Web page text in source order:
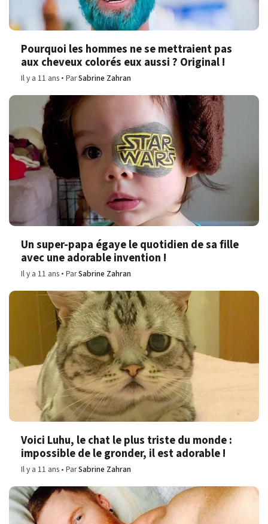
Pourquoi les hommes ne se mettraient pas
aux cheveux colorés eux aussi ? Original !
Il y a 11 ans ParSabrine Zahran
Un super-papa égaye le quotidien de sa fille
avec une adorable invention !
Il y a 11 ans ParSabrine Zahran
Voici Luhu, le chat le plus triste du monde :
impossible de le gronder, il est adorable !
Il y a 11 ans ParSabrine Zahran